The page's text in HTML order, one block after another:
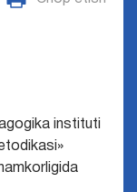
instituti